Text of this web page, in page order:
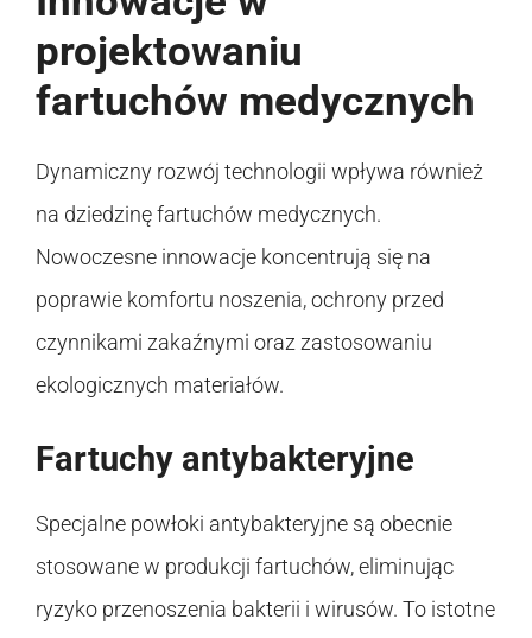
projektowaniu
fartuchów medycznych
Dynamiczny rozwój technologii wpływa również
na dziedzinę fartuchów medycznych.
Nowoczesne innowacje koncentrują się na
poprawie komfortu noszenia, ochrony przed
czynnikami zakaźnymi oraz zastosowaniu
ekologicznych materiałów.
Fartuchy antybakteryjne
Specjalne powłoki antybakteryjne są obecnie
stosowane w produkcji fartuchów, eliminując
ryzyko przenoszenia bakterii i wirusów. To istotne